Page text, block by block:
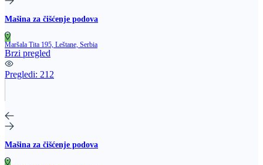
Mašina za čišćenje podova
Maršala Tita 195, Leštane, Serbia
Brzi pregled
Pregledi: 212
Mašina za čišćenje podova